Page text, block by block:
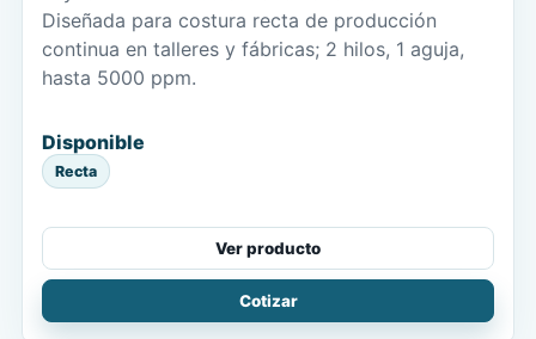
Diseñada para costura recta de producción
continua en talleres y fábricas; 2 hilos, 1 aguja,
hasta 5000 ppm.
Disponible
Recta
Ver producto
Cotizar